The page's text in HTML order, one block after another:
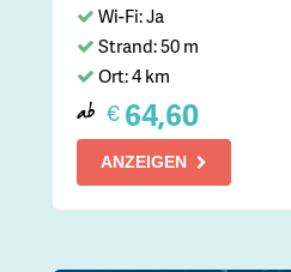
Wi-Fi: Ja
Strand: 50 m
Ort: 4 km
ab € 64,60
ANZEIGEN